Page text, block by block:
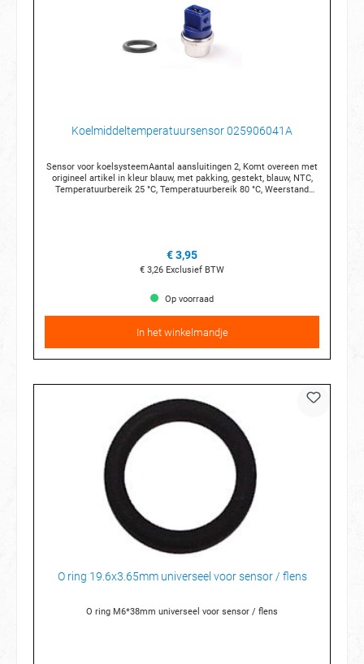
Koelmiddeltemperatuursensor 025906041A
Sensor voor koelsysteemAantal aansluitingen 2, Komt overeen met
origineel artikel in kleur blauw, met pakking, gestekt, blauw, NTC,
Temperatuurbereik 25 °C, Temperatuurbereik 80 °C, Weerstand
€ 3,95
€ 3,26 Exclusief BTW
Op voorraad
In het winkelmandje
O ring 19.6x3.65mm universeel voor sensor / flens
O ring M6*38mm universeel voor sensor / flens